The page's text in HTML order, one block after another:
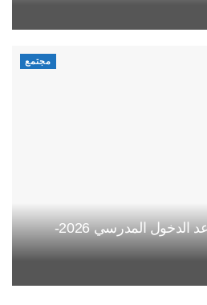
مجتمع
وزارة التربية تحسم موعد الدخول المدرسي 2026-